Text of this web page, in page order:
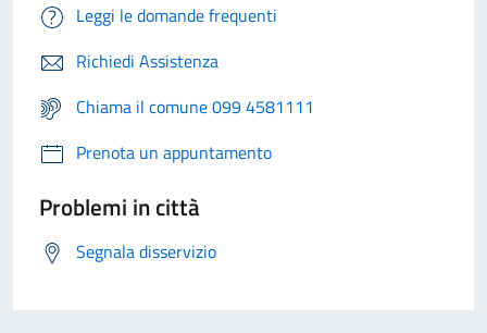
Leggi le domande frequenti
Richiedi Assistenza
Chiama il comune 099 4581111
Prenota un appuntamento
Problemi in città
Segnala disservizio